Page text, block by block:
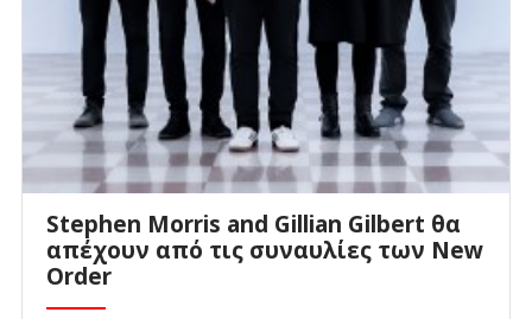
Stephen Morris and Gillian Gilbert θα
απέχουν από τις συναυλίες των New
Order